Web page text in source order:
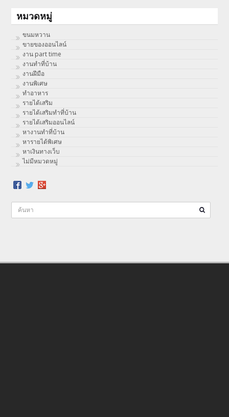
หมวดหมู่
ขนมหวาน
ขายของออนไลน์
งาน part time
งานทําที่บ้าน
งานฝีมือ
งานพิเศษ
ทําอาหาร
รายได้เสริม
รายได้เสริมทำที่บ้าน
รายได้เสริมออนไลน์
หางานทำที่บ้าน
หารายได้พิเศษ
หาเงินทางเว็บ
ไม่มีหมวดหมู่